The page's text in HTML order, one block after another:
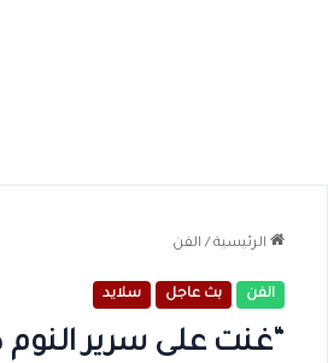
الرئيسية / الفن
الفن بث عاجل سلايد
“غنت على سرير النوم